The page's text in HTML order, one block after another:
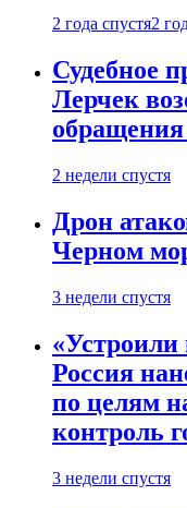
2 года спустя2
Судебное
Лерчек
2 недели спустя
Дрон
Черном
3 недели спустя
«Устроили
Россия
по целям
контроль
3 недели спустя